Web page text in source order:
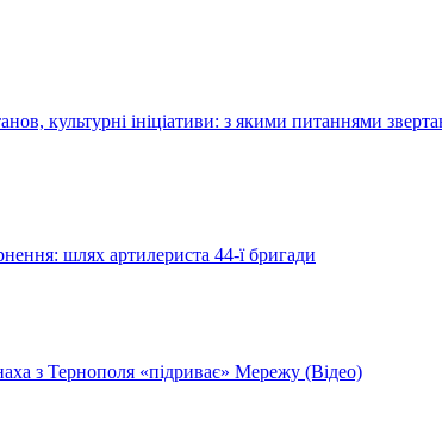
культурні ініціативи: з якими питаннями
шлях артилериста 44-ї бригади
з Тернополя «підриває» Мережу (Відео)